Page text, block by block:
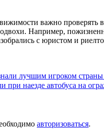
важно проверять
Например,
с юристом и
лучшим игроком
при наезде автобуса на
авторизоваться.